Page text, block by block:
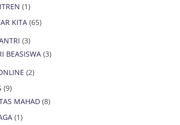
(1)
KITA (65)
(3)
BEASISWA (3)
(2)
(9)
MAHAD (8)
(1)